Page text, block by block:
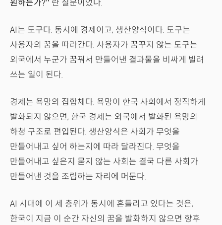
원하는가?" 란 질문이었다.
AI는 도구다. 동시에 경제이고, 생산양식이다. 도구는
사용자의 꿈을 따라간다. 사용자가 꿈꾸지 않는 도구는
외국에서 누군가 꿈꿔서 만들어낸 결과물을 비싸게 빌려
쓰는 일이 된다.
경제는 욕망의 집합체다. 욕망이 한국 사회에서 정직하게
발화되지 않으면, 한국 경제는 외국에서 발화된 욕망의
하청 구조로 편입된다. 생산양식은 사회가 무엇을
만들어내고 싶어 하는지에 따라 달라진다. 무엇을
만들어내고 싶은지 묻지 않는 사회는 결국 다른 사회가
만들어낸 것을 조립하는 자리에 머문다.
AI 시대에 이 세 층위가 동시에 흔들리고 있다는 것은,
한국이 지금 이 순간 자신의 꿈을 발화하지 않으면 향후